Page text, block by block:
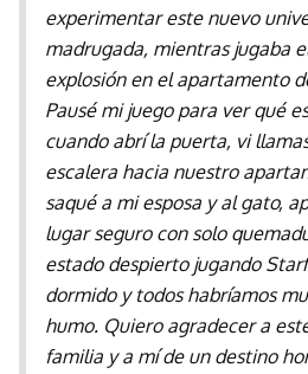
experimentar este nuevo
madrugada, mientras jugaba
explosión en el apartamento
Pausé mi juego para ver qué
cuando abrí la puerta, vi
escalera hacia nuestro
saqué a mi esposa y al gato,
lugar seguro con solo
estado despierto jugando
dormido y todos habríamos
humo. Quiero agradecer a
familia y a mí de un destino